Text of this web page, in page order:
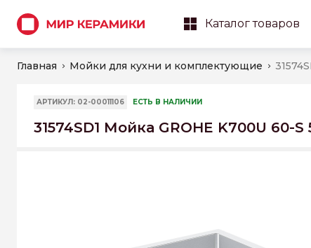
Каталог товаров
Главная Мойки для кухни и комплектующие
АРТИКУЛ: 02-00011106 ЕСТЬ В НАЛИЧИИ
31574SD1 Мойка GROHE K700U